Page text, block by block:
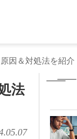
因＆対処法を紹介
法